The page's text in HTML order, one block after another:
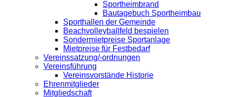
Sportheimbrand
Bautagebuch Sportheimbau
Sporthallen der Gemeinde
Beachvolleyballfeld bespielen
Sondermietpreise Sportanlage
Mietpreise für Festbedarf
Vereinssatzung/-ordnungen
Vereinsführung
Vereinsvorstände Historie
Ehrenmitglieder
Mitgliedschaft